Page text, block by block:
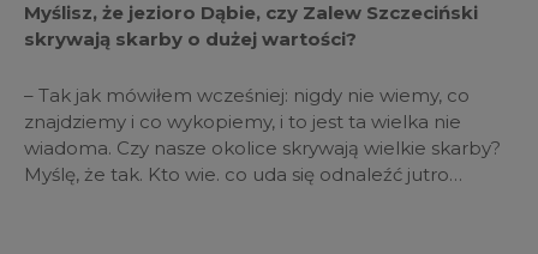
Myślisz, że jezioro Dąbie, czy Zalew Szczeciński
skrywają skarby o dużej wartości?
– Tak jak mówiłem wcześniej: nigdy nie wiemy, co
znajdziemy i co wykopiemy, i to jest ta wielka nie
wiadoma. Czy nasze okolice skrywają wielkie skarby?
Myślę, że tak. Kto wie. co uda się odnaleźć jutro…